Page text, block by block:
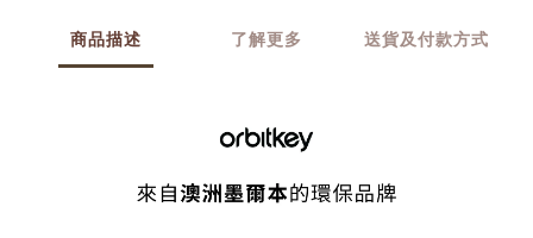
商品描述 了解更多 送貨及付款方式